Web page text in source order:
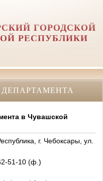
ГОРОДСКОЙ
РЕСПУБЛИКИ
в Чувашской
г. Чебоксары, ул.
51-10 (ф.)